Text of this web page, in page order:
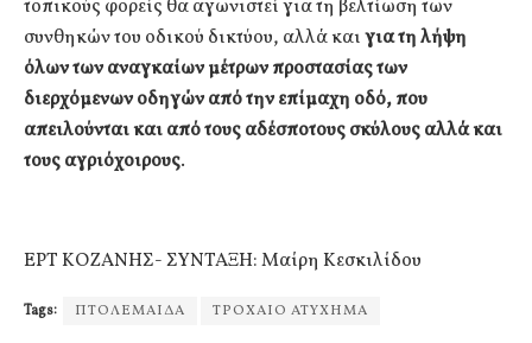
τοπικούς φορείς θα αγωνιστεί για τη βελτίωση των
συνθηκών του οδικού δικτύου, αλλά καιγια τη λήψη
όλων των αναγκαίων μέτρων προστασίας των
διερχόμενων οδηγών από την επίμαχη οδό, που
απειλούνται και από τους αδέσποτους σκύλους αλλά και
τους αγριόχοιρους.
ΕΡΤ ΚΟΖΑΝΗΣ- ΣΥΝΤΑΞΗ: Μαίρη Κεσκιλίδου
Tags: ΠΤΟΛΕΜΑΙΔΑ ΤΡΟΧΑΙΟ ΑΤΥΧΗΜΑ